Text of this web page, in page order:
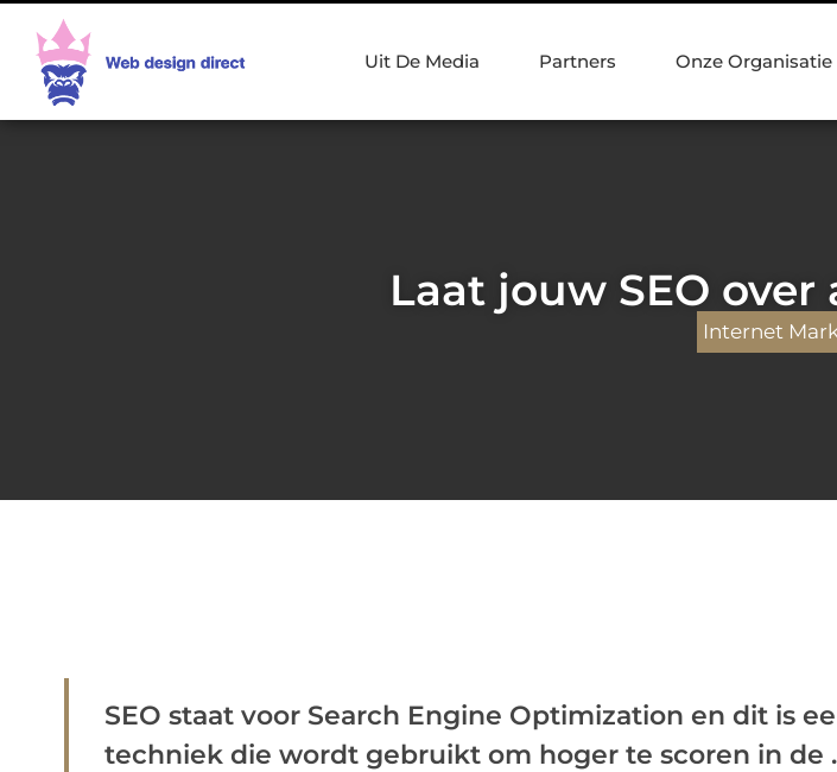
Uit De Media Partners Onze Organisatie
Laat jouw SEO
Internet
SEO staat voor Search Engine Optimization en dit is
techniek die wordt gebruikt om hoger te scoren in de